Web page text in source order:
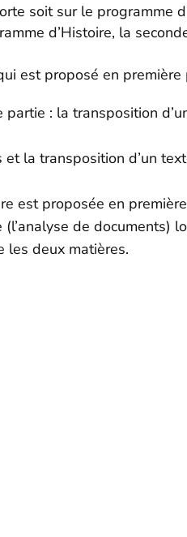
soit sur le programme
d’Histoire, la
est proposé en première
: la transposition
la transposition d’un
est proposée en
de documents)
les deux matières.